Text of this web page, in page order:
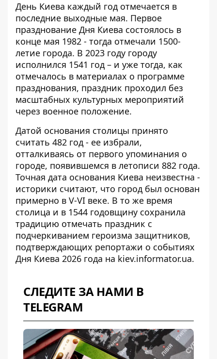
День Киева каждый год отмечается в
последние выходные мая. Первое
празднование Дня Киева состоялось в
конце мая 1982 - тогда отмечали 1500-
летие города. В 2023 году городу
исполнился 1541 год – и уже тогда, как
отмечалось в материалах о программе
празднования, праздник проходил без
масштабных культурных мероприятий
через военное положение.
Датой основания столицы принято
считать 482 год - ее избрали,
отталкиваясь от первого упоминания о
городе, появившемся в летописи 882 года.
Точная дата основания Киева неизвестна -
историки считают, что город был основан
примерно в V-VI веке. В то же время
столица и в 1544 годовщину сохранила
традицию отмечать праздник с
подчеркиванием героизма защитников,
подтверждающих репортажи о событиях
Дня Киева 2026 года на kiev.informator.ua.
СЛЕДИТЕ ЗА НАМИ В
TELEGRAM